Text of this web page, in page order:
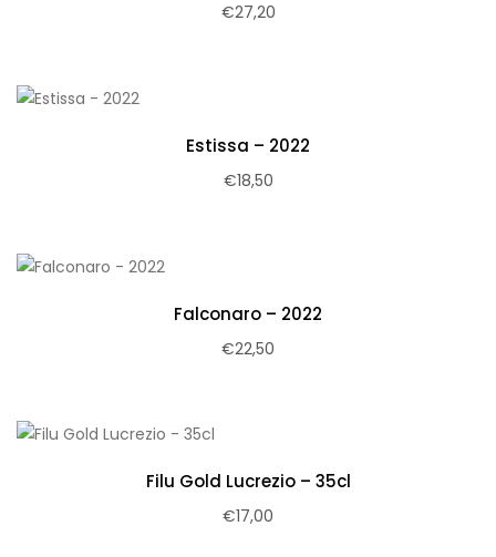
€27,20
Estissa – 2022
€18,50
Falconaro – 2022
€22,50
Filu Gold Lucrezio – 35cl
€17,00